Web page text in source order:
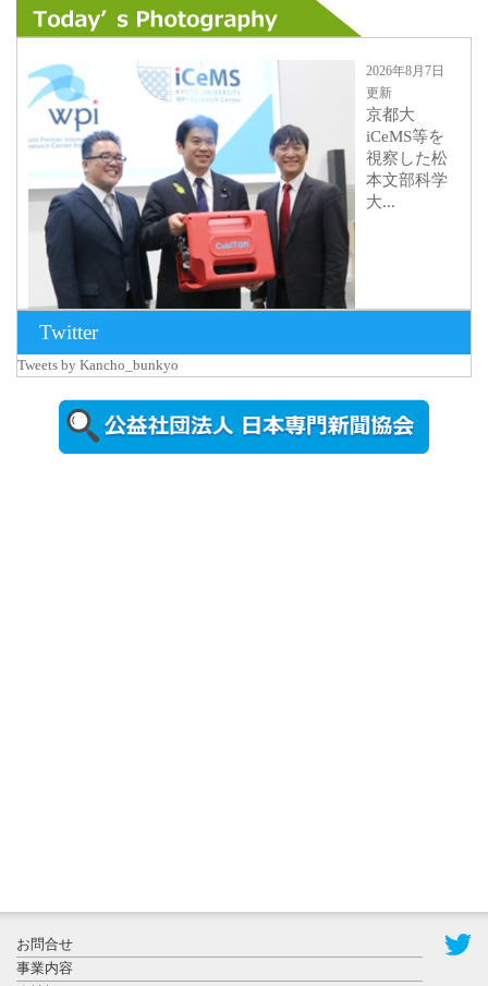
2026年8月7日
更新
京都大
iCeMS等を
視察した松
本文部科学
大...
2026年8月5日
更新
農工大で大
Twitter
Tweets by Kancho_bunkyo
お問合せ
事業内容